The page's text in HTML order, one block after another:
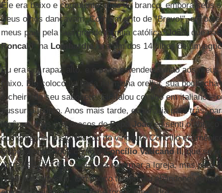
Ele era baixo e corpulento, todo de branco, embora seus
Seus olhos dançavam. Com um grito de "Bravo!", ele
meus pais pela sua grande família católica.João, que
Roncalli , na Lombardia, era um dos 14 filhos de um
Eu era um rapaz alto, e o papa estendeu a mão aos
baixo. Ele colocou a boca na minha orelha, sua
o cheiro de seu sabonete. Ele falou comigo em italiano –
sussurro íntimo. Anos mais tarde, eu olharia para trás,
ingênua, mas nos braços doPapa Joãoeu senti o abraço
compreender o significado do vindouro Concílio
bispos conhecidos como oConcílio Vaticano II, que se
entre 1962 e 1965, e que iria reformar a Igreja, mas para
papel fundamental. Em pouco tempo, eu abandonei o